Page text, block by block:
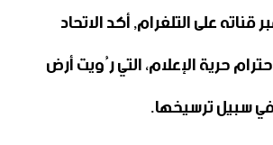
على التلغرام, أكد الاتحاد
حرية الإعلام، التي رُويت أرض
سبيل ‏ترسيخها.‏